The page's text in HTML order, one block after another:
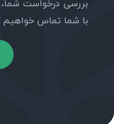
بررسی درخواست
با شما تماس